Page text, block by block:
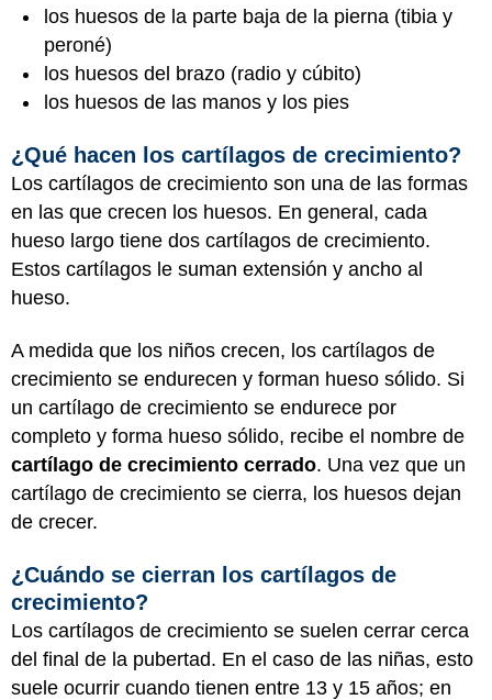
los huesos de la parte baja de la pierna (tibia y
peroné)
los huesos del brazo (radio y cúbito)
los huesos de las manos y los pies
¿Qué hacen los cartílagos de crecimiento?
Los cartílagos de crecimiento son una de las formas
en las que crecen los huesos. En general, cada
hueso largo tiene dos cartílagos de crecimiento.
Estos cartílagos le suman extensión y ancho al
hueso.
A medida que los niños crecen, los cartílagos de
crecimiento se endurecen y forman hueso sólido. Si
un cartílago de crecimiento se endurece por
completo y forma hueso sólido, recibe el nombre de
cartílago de crecimiento cerrado. Una vez que un
cartílago de crecimiento se cierra, los huesos dejan
de crecer.
¿Cuándo se cierran los cartílagos de
crecimiento?
Los cartílagos de crecimiento se suelen cerrar cerca
del final de la pubertad. En el caso de las niñas, esto
suele ocurrir cuando tienen entre 13 y 15 años; en